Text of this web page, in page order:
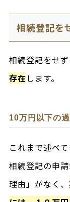
相続登記を
相続登記をせ
存在します。
10万円以下の
これまで述べ
相続登記の申
理由」がなく、